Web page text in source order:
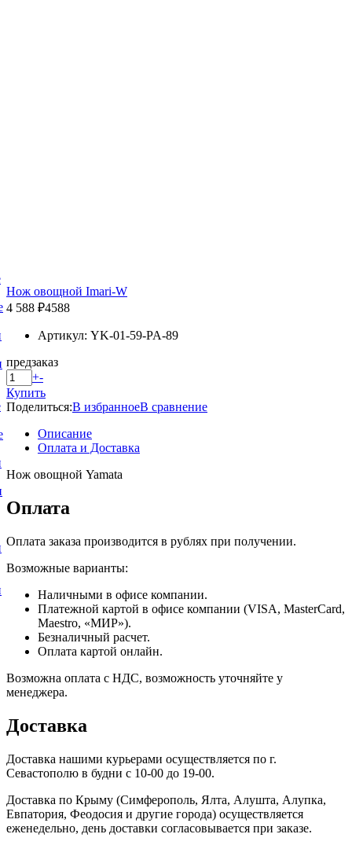
Нож овощной Imari-W
4 588 ₽4588
Артикул: YK-01-59-PA-89
предзаказ
+-
Купить
Поделиться:В избранноеВ сравнение
Описание
Оплата и Доставка
Нож овощной Yamata
Оплата
Оплата заказа производится в рублях при получении.
Возможные варианты:
Наличными в офисе компании.
Платежной картой в офисе компании (VISA, MasterCard,
Maestro, «МИР»).
Безналичный расчет.
Оплата картой онлайн.
Возможна оплата с НДС, возможность уточняйте у
менеджера.
Доставка
Доставка нашими курьерами осуществляется по г.
Севастополю в будни с 10-00 до 19-00.
Доставка по Крыму (Симферополь, Ялта, Алушта, Алупка,
Евпатория, Феодосия и другие города) осуществляется
еженедельно, день доставки согласовывается при заказе.